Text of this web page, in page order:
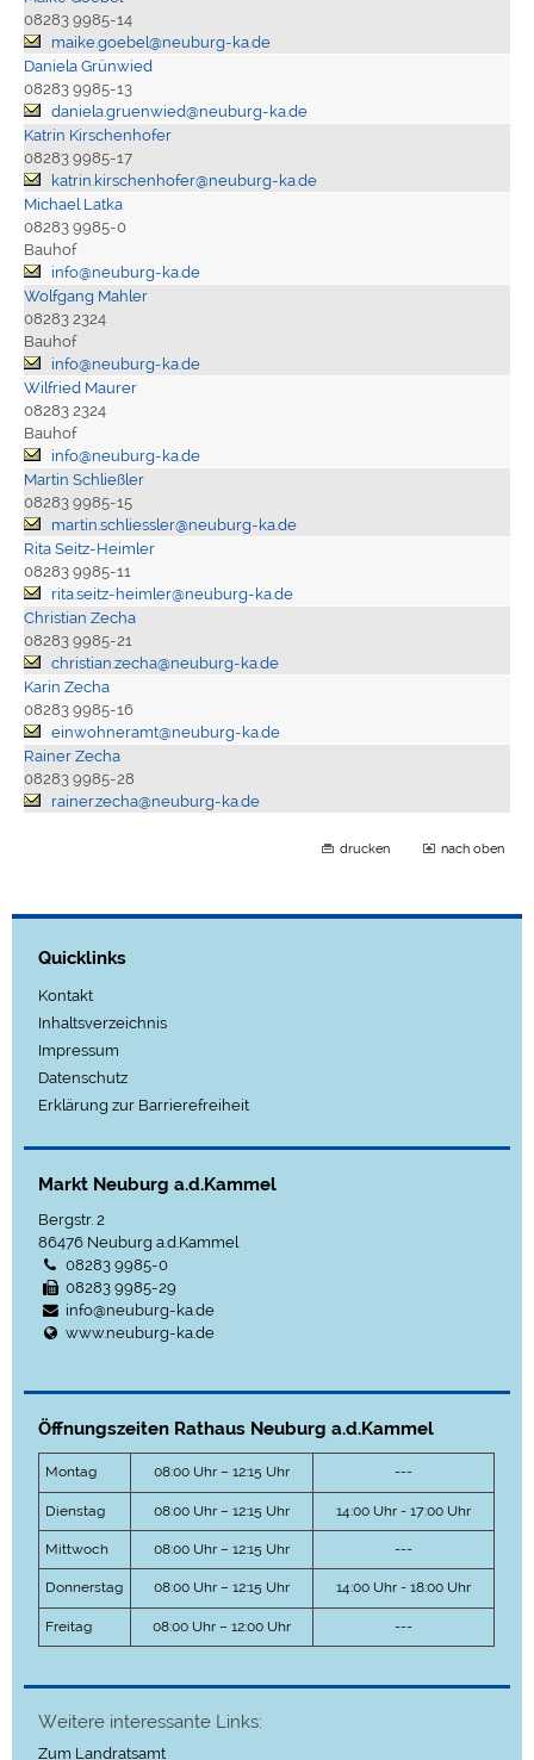
08283 9985-14
maike.goebel@neuburg-ka.de
Daniela Grünwied
08283 9985-13
daniela.gruenwied@neuburg-ka.de
Katrin Kirschenhofer
08283 9985-17
katrin.kirschenhofer@neuburg-ka.de
Michael Latka
08283 9985-0
Bauhof
info@neuburg-ka.de
Wolfgang Mahler
08283 2324
Bauhof
info@neuburg-ka.de
Wilfried Maurer
08283 2324
Bauhof
info@neuburg-ka.de
Martin Schließler
08283 9985-15
martin.schliessler@neuburg-ka.de
Rita Seitz-Heimler
08283 9985-11
rita.seitz-heimler@neuburg-ka.de
Christian Zecha
08283 9985-21
christian.zecha@neuburg-ka.de
Karin Zecha
08283 9985-16
einwohneramt@neuburg-ka.de
Rainer Zecha
08283 9985-28
rainer.zecha@neuburg-ka.de
drucken nach oben
Quicklinks
Kontakt
Inhaltsverzeichnis
Impressum
Datenschutz
Erklärung zur Barrierefreiheit
Markt Neuburg a.d.Kammel
Bergstr. 2
86476 Neuburg a.d.Kammel
08283 9985-0
08283 9985-29
info@neuburg-ka.de
www.neuburg-ka.de
Öffnungszeiten Rathaus Neuburg a.d.Kammel
Montag 08:00 Uhr – 12:15 Uhr ---
Dienstag 08:00 Uhr – 12:15 Uhr 14:00 Uhr - 17:00 Uhr
Mittwoch 08:00 Uhr – 12:15 Uhr ---
Donnerstag 08:00 Uhr – 12:15 Uhr 14:00 Uhr - 18:00 Uhr
Freitag 08:00 Uhr – 12:00 Uhr ---
Weitere interessante Links:
Zum Landratsamt